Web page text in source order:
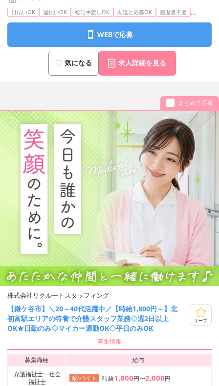
日払いOK 週払いOK 給与手渡しOK 友達と応募OK 履歴書不要 ...
WEBで応募
気になる 求人詳細を見る
まとめて応募
株式会社リクルートスタッフィング
【鎌ケ谷市】＼20～40代活躍中／【時給1,800円～】北
初富駅エリアの特養で介護スタッフ業務◇週2日以上
OK★日勤のみ◇マイカー通勤OK◇平日のみOK
キープ
募集情報
募集職種
給与
介護福祉士・社会
福祉士
派/バイト 時給1,800円〜2,000円